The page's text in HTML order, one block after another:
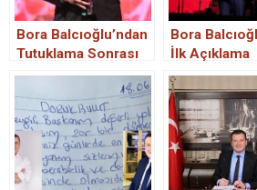
Bora Balcıoğlu’ndan
Tutuklama Sonrası
İlk Mesaj: “Başım
Eğmeyeceğim”
Bora
İlk Açıklama